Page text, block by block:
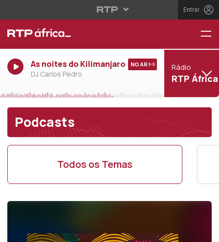
Entrar
As noites do Kilimanjaro
DJ Carlos Pedro
NO AR Rádio
RTP África
Podcasts
Todos os Temas